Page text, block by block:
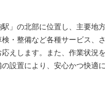
」の北部に位置し、主要地
・整備など各種サービス、
えします。また、作業状況
設置により、安心かつ快適